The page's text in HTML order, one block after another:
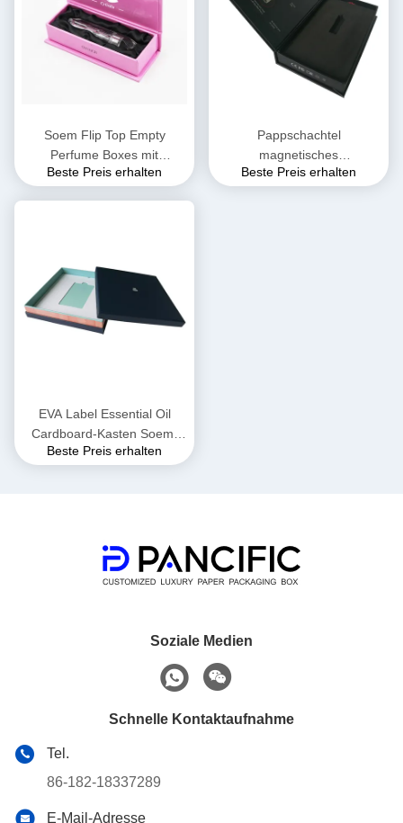
Soem Flip Top Empty
Perfume Boxes mit
magnetischer Schließung
Beste Preis erhalten
Pappschachtel
magnetisches
Verpackenmatt lamination
Beste Preis erhalten
EVA Label Essential Oil
Cardboard-Kasten Soem-
ODM-Deckel und unterer
Beste Preis erhalten
Soziale Medien
Schnelle Kontaktaufnahme
Tel.
86-182-18337289
E-Mail-Adresse